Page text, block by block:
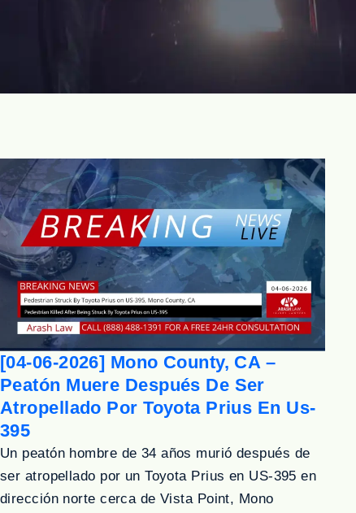
[04-06-2026] Mono County, CA –
Peatón Muere Después De Ser
Atropellado Por Toyota Prius En Us-
395
Un peatón hombre de 34 años murió después de
ser atropellado por un Toyota Prius en US-395 en
dirección norte cerca de Vista Point, Mono